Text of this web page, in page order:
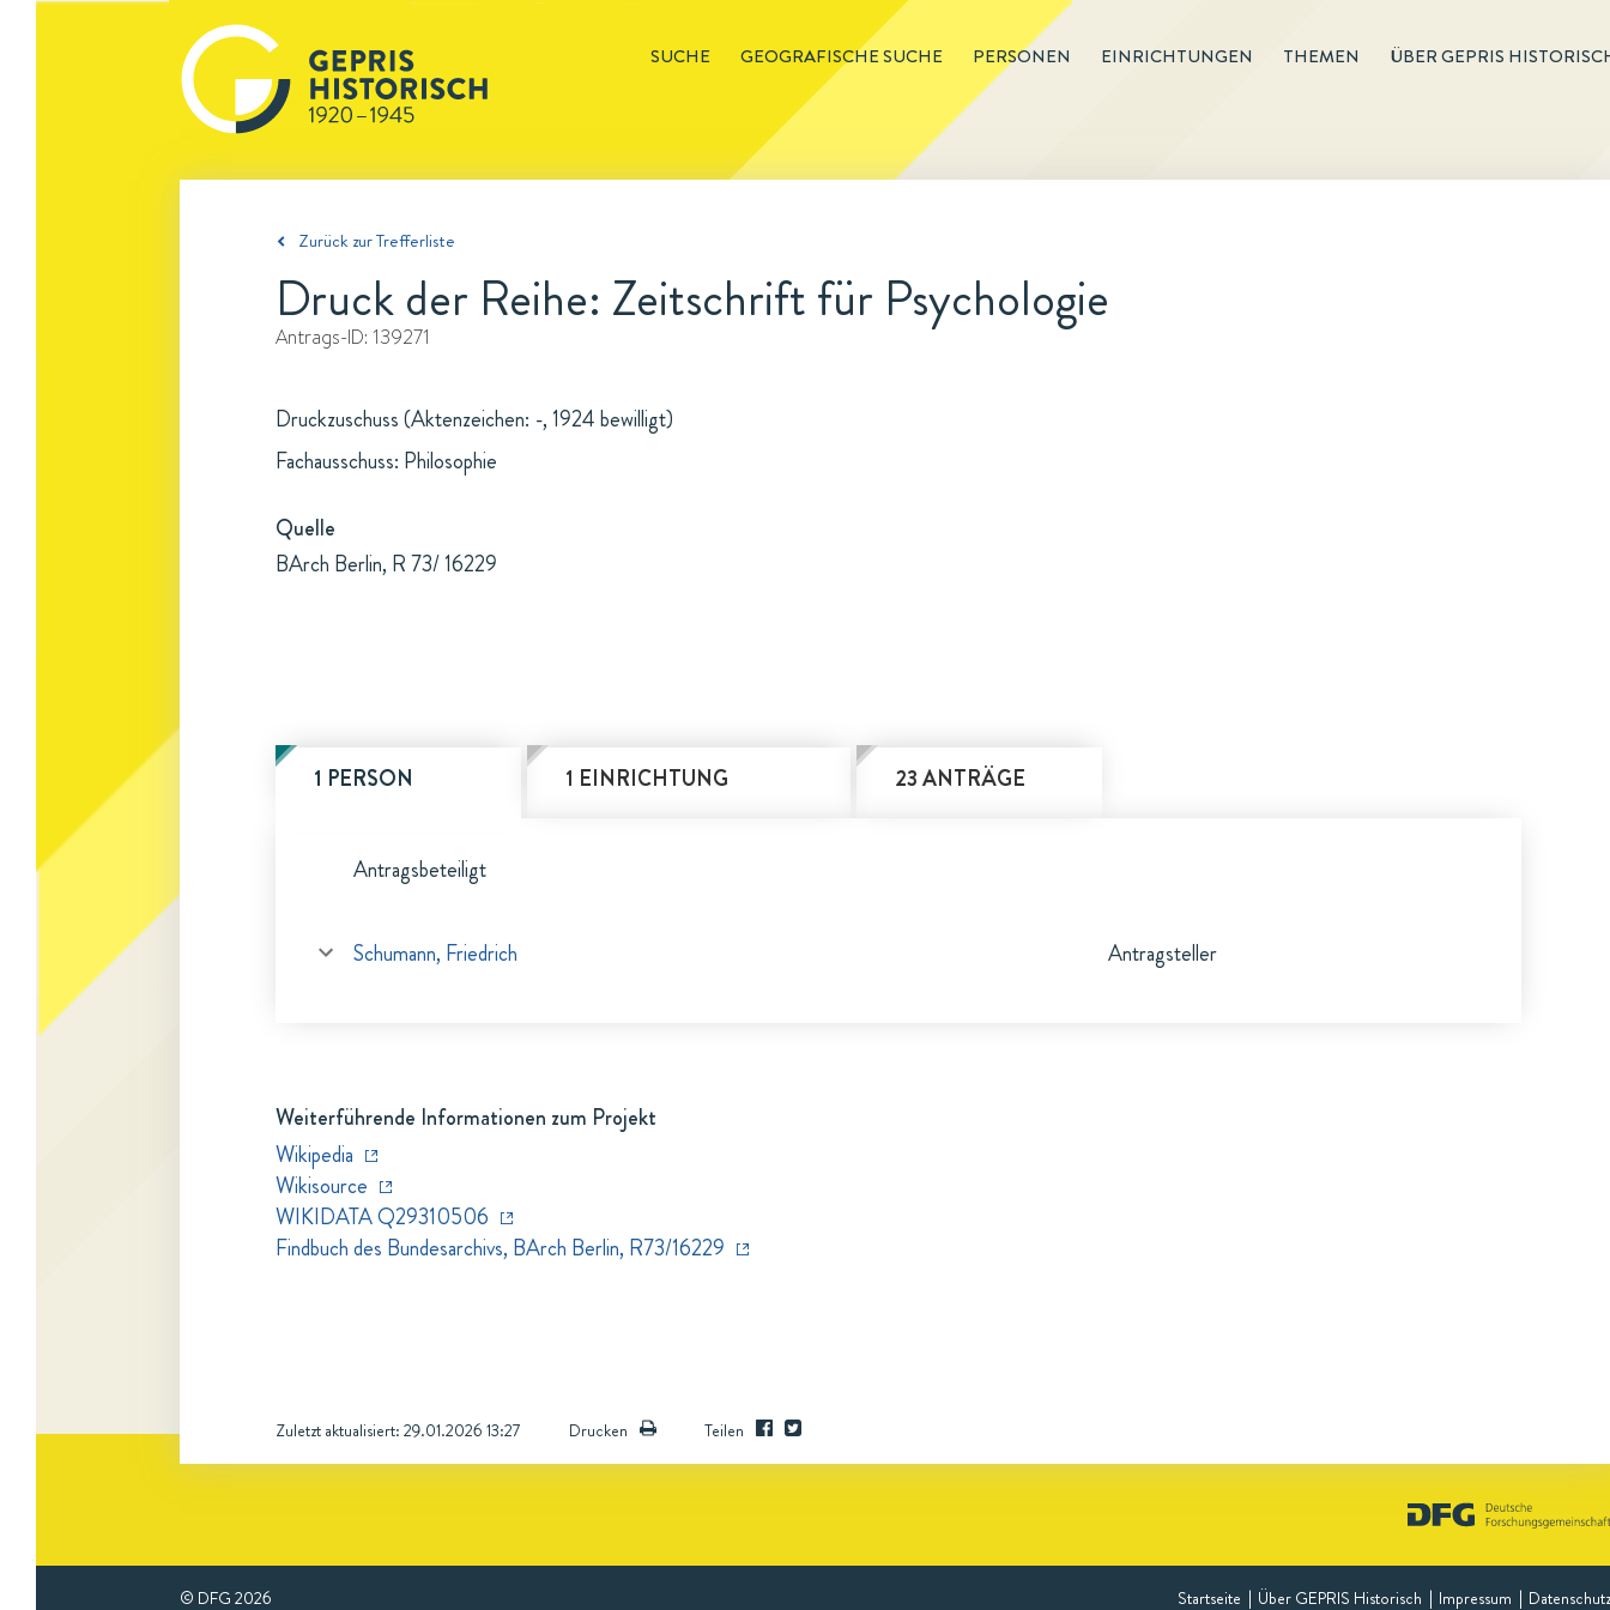
SUCHE GEOGRAFISCHE SUCHE PERSONEN EINRICHTUNGEN THEMEN ÜBER GEPRIS
Zurück zur Trefferliste
Druck der Reihe: Zeitschrift für Psychologie
Antrags-ID: 139271
Druckzuschuss (Aktenzeichen: -, 1924 bewilligt)
Fachausschuss: Philosophie
Quelle
BArch Berlin, R 73/ 16229
1 PERSON 1 EINRICHTUNG 23 ANTRÄGE
Antragsbeteiligt
Schumann, Friedrich Antragsteller
Weiterführende Informationen zum Projekt
Wikipedia
Wikisource
WIKIDATA Q29310506
Findbuch des Bundesarchivs, BArch Berlin, R73/16229
Zuletzt aktualisiert: 29.01.2026 13:27 Drucken Teilen
© DFG 2026 Startseite Über GEPRIS Historisch Impressum Datenschutz